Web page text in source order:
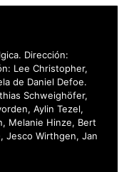
Dirección:
Lee Christopher,
de Daniel Defoe.
Schweighöfer,
Aylin Tezel,
Melanie Hinze, Bert
Jesco Wirthgen, Jan